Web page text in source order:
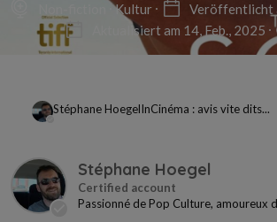
Kultur
Veröffentlicht
Aktualisiert am 14, Feb., 2025
Stéphane HoegelInCinéma : avis vite dits...
Stéphane Hoegel
Passionné de Pop Culture, amoureux